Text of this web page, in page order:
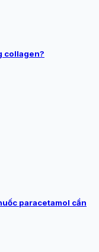
collagen?
paracetamol cần